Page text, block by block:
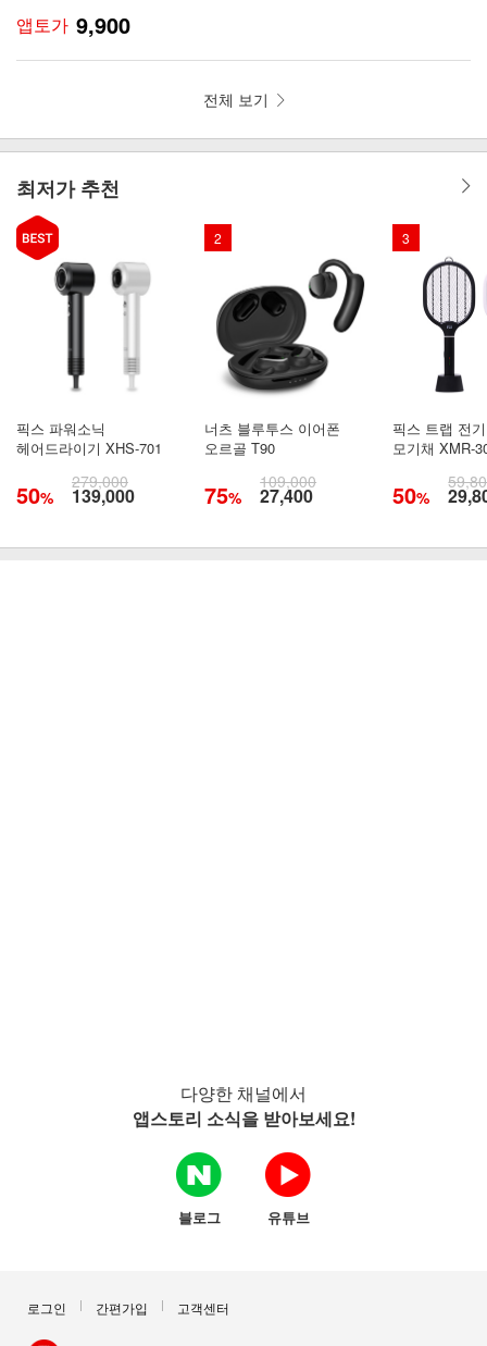
앱토가 9,900
전체 보기
최저가 추천
픽스 파워소닉
헤어드라이기 XHS-701
50%
279,000
139,000
2
너츠 블루투스 이어폰
오르골 T90
75%
109,000
27,400
3
픽스 트랩 전
모기채 XMR-
50%
다양한 채널에서
앱스토리 소식을 받아보세요!
블로그 유튜브
로그인 간편가입 고객센터